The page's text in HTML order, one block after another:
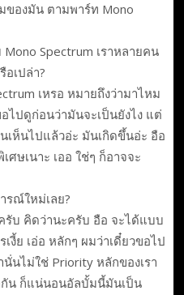
ของมัน ตามพาร์ท Mono
Spectrum เราหลายคน
เปล่า?
เหรอ หมายถึงว่ามาไหม
อไปดูก่อนว่ามันจะเป็นยังไง แต่
เห็นไปแล้วอ่ะ มันเกิดขึ้นอ่ะ อือ
ศษเนาะ เออ ใช่ๆ ก็อาจจะ
รณ์ใหม่เลย?
บ คิดว่านะครับ อือ จะได้แบบ
เงี้ย เอ่อ หลักๆ ผมว่าเดี๋ยวขอไป
นไม่ใช่ Priority หลักของเรา
น ก็แน่นอนอัลบั้มนี้มันเป็น